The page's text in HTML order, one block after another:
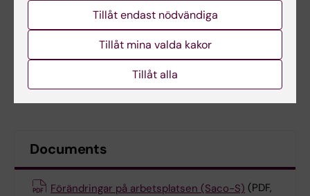
Documents
Förändringar på arbetsplatsen (Saco-S) (PDF,
Tillåt endast nödvändiga
Tillåt mina valda kakor
Tillåt alla